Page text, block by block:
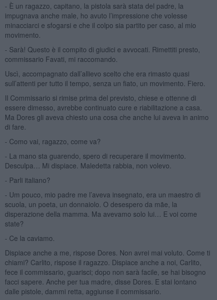
- È un ragazzo, capitano, la pistola sarà stata del padre, la
impugnava anche male, ho avuto l’impressione che volesse
minacciarci e sfogarsi e che il colpo sia partito per caso, al mio
movimento.
- Sarà! Questo è il compito di giudici e avvocati. Rimettiti presto,
commissario Favati, mi raccomando.
Uscì, accompagnato dall’allievo scelto che era rimasto quasi
sull’attenti per tutto il tempo, senza un fiato, un movimento. Fiero.
Il Commissario si rimise prima del previsto, chiese e ottenne di
essere dimesso, avrebbe continuato cure e riabilitazione a casa.
Ma Dores gli aveva chiesto una cosa che anche lui aveva in animo
di fare.
- Como vai, ragazzo, come va?
- La mano sta guarendo, spero di recuperare il movimento.
Desculpa… Mi dispiace. Maledetta rabbia, non volevo.
- Parli italiano?
- Um pouco, mio padre me l’aveva insegnato, era un maestro di
scuola, un poeta, un donnaiolo. O desespero da mãe, la
disperazione della mamma. Ma avevamo solo lui… E voi come
state?
- Ce la caviamo.
Dispiace anche a me, rispose Dores. Non avrei mai voluto. Come ti
chiami? Carlito, rispose il ragazzo. Dispiace anche a noi, Carlito,
fece il commissario, guarisci; dopo non sarà facile, se hai bisogno
facci sapere. Anche per tua madre, disse Dores. E stai lontano
dalle pistole, dammi retta, aggiunse il commissario.